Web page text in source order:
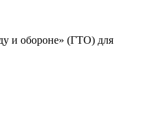
и обороне» (ГТО) для